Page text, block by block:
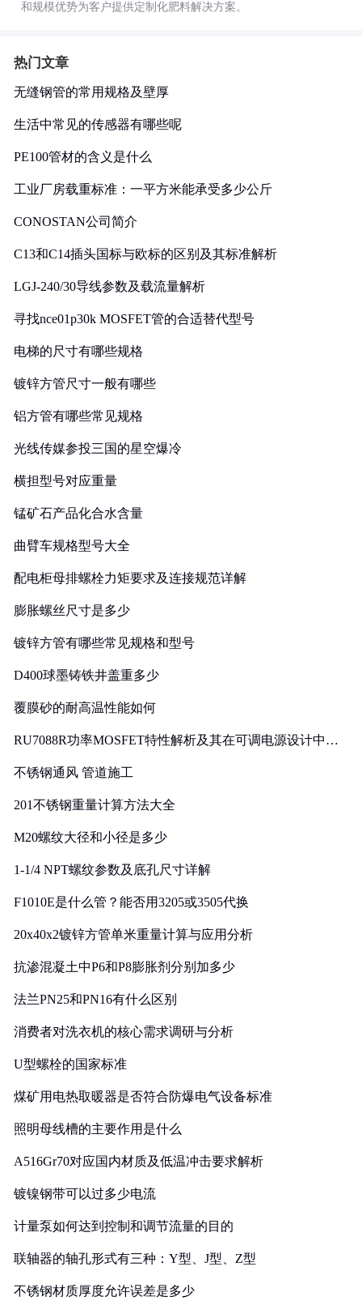
和规模优势为客户提供定制化肥料解决方案。
热门文章
无缝钢管的常用规格及壁厚
生活中常见的传感器有哪些呢
PE100管材的含义是什么
工业厂房载重标准：一平方米能承受多少公斤
CONOSTAN公司简介
C13和C14插头国标与欧标的区别及其标准解析
LGJ-240/30导线参数及载流量解析
寻找nce01p30k MOSFET管的合适替代型号
电梯的尺寸有哪些规格
镀锌方管尺寸一般有哪些
铝方管有哪些常见规格
光线传媒参投三国的星空爆冷
横担型号对应重量
锰矿石产品化合水含量
曲臂车规格型号大全
配电柜母排螺栓力矩要求及连接规范详解
膨胀螺丝尺寸是多少
镀锌方管有哪些常见规格和型号
D400球墨铸铁井盖重多少
覆膜砂的耐高温性能如何
RU7088R功率MOSFET特性解析及其在可调电源设计中的
不锈钢通风 管道施工
201不锈钢重量计算方法大全
M20螺纹大径和小径是多少
1-1/4 NPT螺纹参数及底孔尺寸详解
F1010E是什么管？能否用3205或3505代换
20x40x2镀锌方管单米重量计算与应用分析
抗渗混凝土中P6和P8膨胀剂分别加多少
法兰PN25和PN16有什么区别
消费者对洗衣机的核心需求调研与分析
U型螺栓的国家标准
煤矿用电热取暖器是否符合防爆电气设备标准
照明母线槽的主要作用是什么
A516Gr70对应国内材质及低温冲击要求解析
镀镍钢带可以过多少电流
计量泵如何达到控制和调节流量的目的
联轴器的轴孔形式有三种：Y型、J型、Z型
不锈钢材质厚度允许误差是多少